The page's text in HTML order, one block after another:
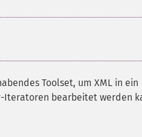
Toolset, um XML in ein
Iteratoren bearbeitet werden